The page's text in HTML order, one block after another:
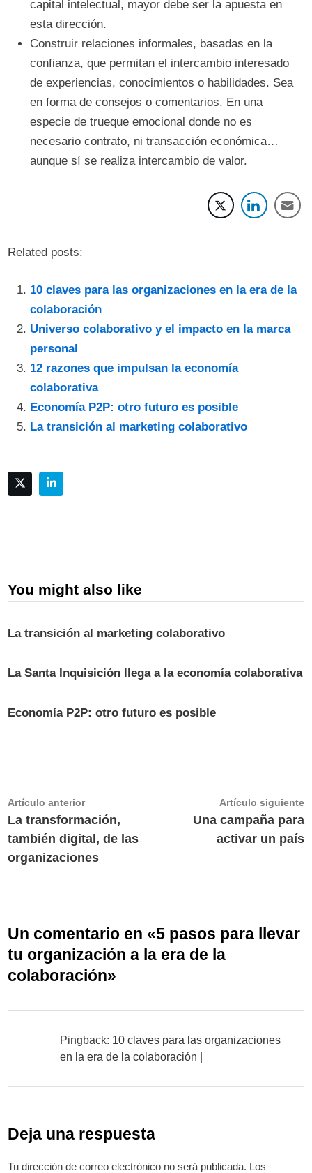
capital intelectual, mayor debe ser la apuesta en
esta dirección.
Construir relaciones informales, basadas en la
confianza, que permitan el intercambio interesado
de experiencias, conocimientos o habilidades. Sea
en forma de consejos o comentarios. En una
especie de trueque emocional donde no es
necesario contrato, ni transacción económica…
aunque sí se realiza intercambio de valor.
Related posts:
10 claves para las organizaciones en la era de la
colaboración
Universo colaborativo y el impacto en la marca
personal
12 razones que impulsan la economía
colaborativa
Economía P2P: otro futuro es posible
La transición al marketing colaborativo
You might also like
La transición al marketing colaborativo
La Santa Inquisición llega a la economía colaborativa
Economía P2P: otro futuro es posible
Navegación
de
entradas
Artículo anteriorArtículo
anterior:
La transformación,
también digital, de las
organizaciones
Artículo siguiente
Una campaña para
activar un país
Un comentario en «5 pasos para llevar
tu organización a la era de la
colaboración»
Pingback: 10 claves para las organizaciones
en la era de la colaboración |
Deja una respuesta
Tu dirección de correo electrónico no será publicada. Los